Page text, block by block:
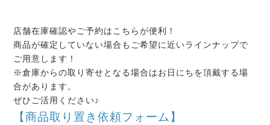
店舗在庫確認やご予約はこちらが便利！
商品が確定していない場合もご希望に近いラインナップで
ご用意します！
※倉庫からの取り寄せとなる場合はお日にちを頂戴する場
合があります。
ぜひご活用ください♪
【商品取り置き依頼フォーム】